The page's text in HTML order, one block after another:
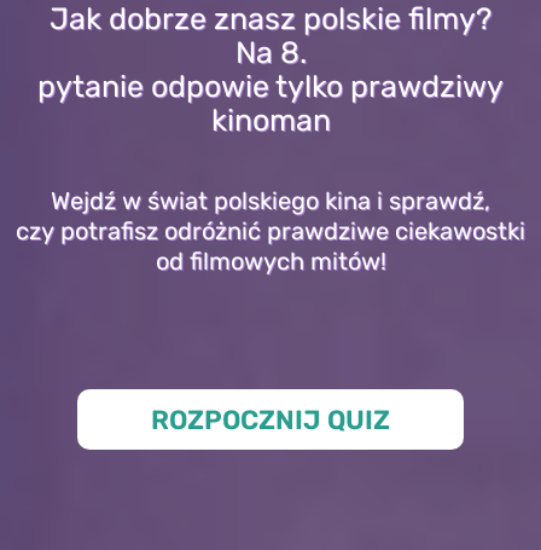
Jak dobrze znasz polskie filmy?
Na 8.
pytanie odpowie tylko prawdziwy
kinoman
Wejdź w świat polskiego kina i sprawdź,
czy potrafisz odróżnić prawdziwe ciekawostki
od filmowych mitów!
ROZPOCZNIJ QUIZ